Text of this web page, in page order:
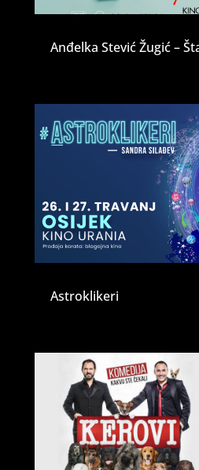
Anđelka Stević Žugić –
Astroklikeri